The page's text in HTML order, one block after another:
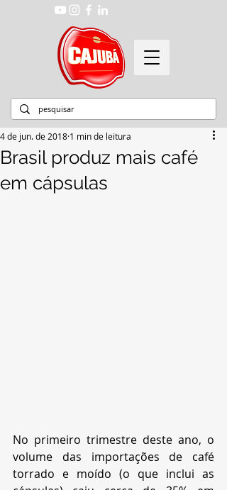
Brasil produz mais café
em cápsulas
4 de jun. de 2018 1 min de leitura
No primeiro trimestre deste ano, o
volume das importações de café
torrado e moído (o que inclui as